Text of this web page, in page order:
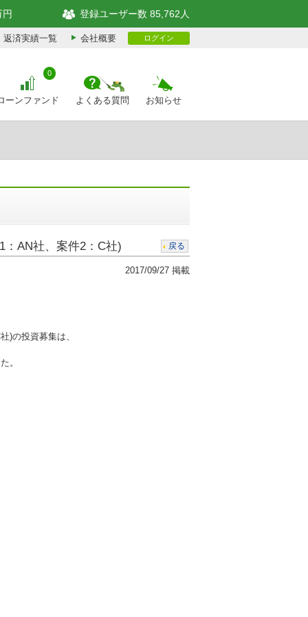
円 登録ユーザー数 85,762人
返済実績一覧 会社概要 ログイン
ーンファンド
0
よくある質問 お知らせ
：AN社、案件2：C社) 戻る
2017/09/27 掲載
)の投資募集は、
。